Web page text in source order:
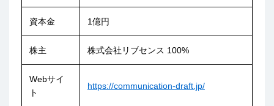
資本金 1億円
株主 株式会社リブセンス 100%
Webサイ
ト
https://communication-draft.jp/